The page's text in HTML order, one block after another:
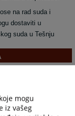
na rad suda i
dostaviti u
suda u Tešnju
mogu
iz vašeg